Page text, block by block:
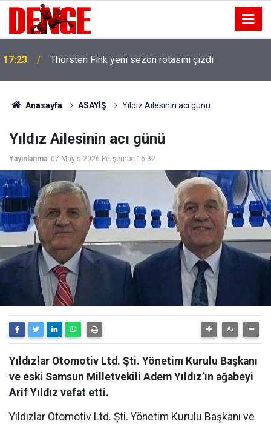
17:23 Thorsten Fink yeni sezon rotasını çizdi
Anasayfa ASAYİŞ Yıldız Ailesinin acı günü
Yıldız Ailesinin acı günü
Yayınlanma: 07 Mayıs 2026 Perşembe 16:32
Yıldızlar Otomotiv Ltd. Şti. Yönetim Kurulu Başkanı
ve eski Samsun Milletvekili Adem Yıldız’ın ağabeyi
Arif Yıldız vefat etti.
Yıldızlar Otomotiv Ltd. Şti. Yönetim Kurulu Başkanı ve